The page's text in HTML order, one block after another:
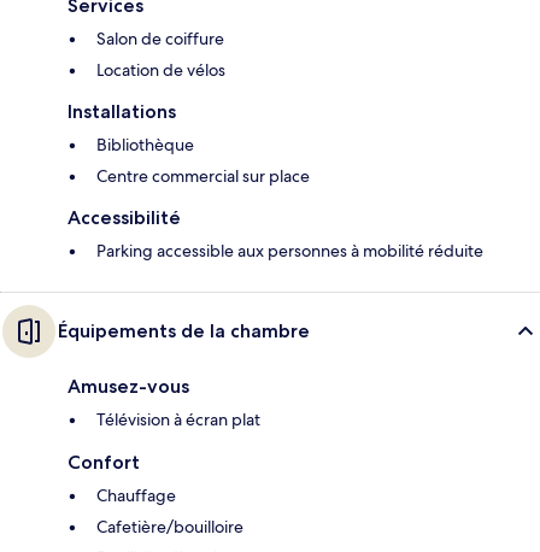
Services
Salon de coiffure
Location de vélos
Installations
Bibliothèque
Centre commercial sur place
Accessibilité
Parking accessible aux personnes à mobilité réduite
Équipements de la chambre
Amusez-vous
Télévision à écran plat
Confort
Chauffage
Cafetière/bouilloire